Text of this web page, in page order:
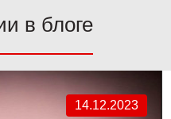
в блоге
14.12.2023